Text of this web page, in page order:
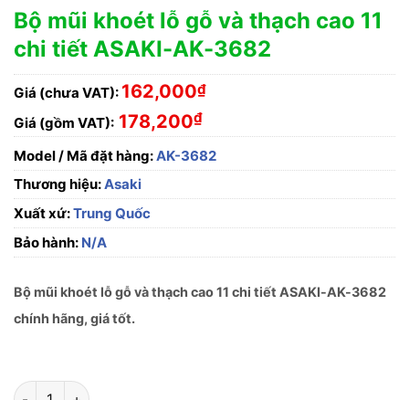
Bộ mũi khoét lỗ gỗ và thạch cao 11
chi tiết ASAKI-AK-3682
Giá (chưa VAT): 162,000₫
Giá (gồm VAT): 178,200₫
Model / Mã đặt hàng:AK-3682
Thương hiệu:Asaki
Xuất xứ:Trung Quốc
Bảo hành: N/A
Bộ mũi khoét lỗ gỗ và thạch cao 11 chi tiết ASAKI-AK-3682
chính hãng, giá tốt.
Bộ mũi khoét lỗ gỗ và thạch cao 11 chi tiết ASAKI-AK-3682 số